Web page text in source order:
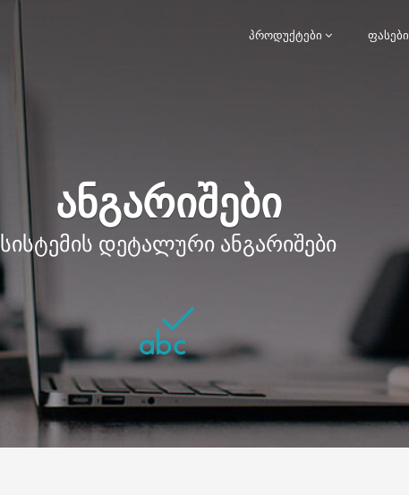
ᲞᲠᲝᲓᲣᲥᲢᲔᲑᲘ ᲤᲐᲡᲔᲑᲘ
ანგარიშები
სისტემის დეტალური ანგარიშები